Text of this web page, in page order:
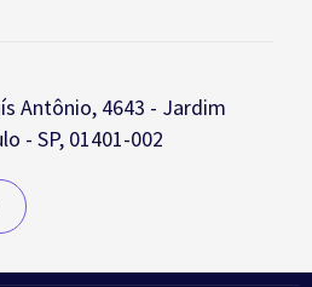
Antônio, 4643 - Jardim
- SP, 01401-002